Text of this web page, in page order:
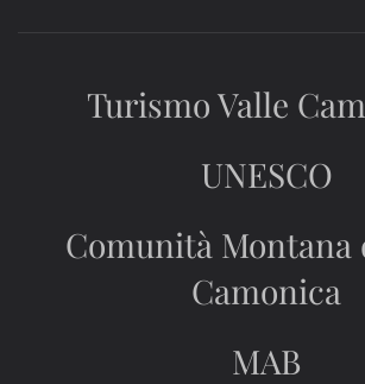
Turismo Valle
UNESCO
Comunità Montana
Camonica
MAB